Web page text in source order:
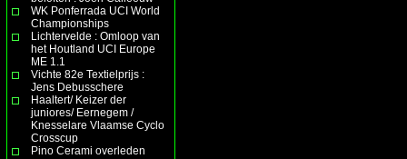
WK Ponferrada UCI World
Championships
Lichtervelde : Omloop van
het Houtland UCI Europe
ME 1.1
Vichte 82e Textielprijs :
Jens Debusschere
Haaltert/ Keizer der
juniores/ Eernegem /
Knesselare Vlaamse Cyclo
Crosscup
Pino Cerami overleden